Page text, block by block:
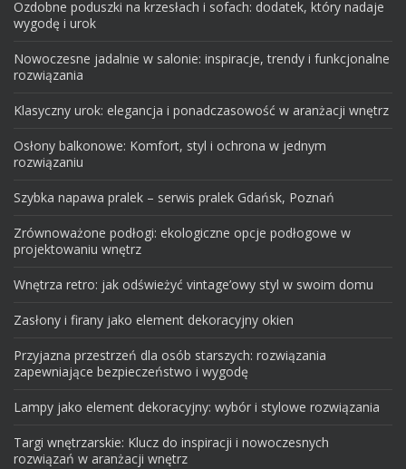
Ozdobne poduszki na krzesłach i sofach: dodatek, który nadaje
wygodę i urok
Nowoczesne jadalnie w salonie: inspiracje, trendy i funkcjonalne
rozwiązania
Klasyczny urok: elegancja i ponadczasowość w aranżacji wnętrz
Osłony balkonowe: Komfort, styl i ochrona w jednym
rozwiązaniu
Szybka napawa pralek – serwis pralek Gdańsk, Poznań
Zrównoważone podłogi: ekologiczne opcje podłogowe w
projektowaniu wnętrz
Wnętrza retro: jak odświeżyć vintage’owy styl w swoim domu
Zasłony i firany jako element dekoracyjny okien
Przyjazna przestrzeń dla osób starszych: rozwiązania
zapewniające bezpieczeństwo i wygodę
Lampy jako element dekoracyjny: wybór i stylowe rozwiązania
Targi wnętrzarskie: Klucz do inspiracji i nowoczesnych
rozwiązań w aranżacji wnętrz